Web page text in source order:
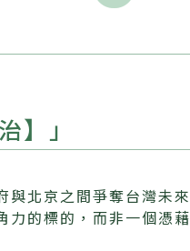
】」
與北京之間爭奪台灣未來
力的標的，而非一個憑藉